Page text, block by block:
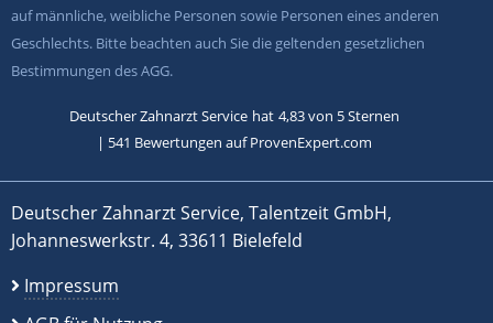
auf männliche, weibliche Personen sowie Personen eines anderen
Geschlechts. Bitte beachten auch Sie die geltenden gesetzlichen
Bestimmungen des AGG.
Deutscher Zahnarzt Service hat 4,83von 5Sternen
| 541 Bewertungen auf ProvenExpert.com
Deutscher Zahnarzt Service, Talentzeit GmbH,
Johanneswerkstr. 4, 33611 Bielefeld
Impressum